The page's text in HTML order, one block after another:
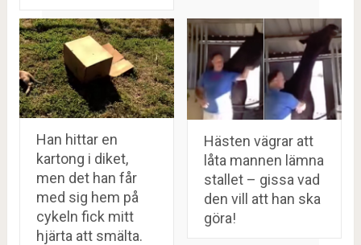
Han hittar en
kartong i diket,
men det han får
med sig hem på
cykeln fick mitt
hjärta att smälta.
Hästen vägrar att
låta mannen lämna
stallet – gissa vad
den vill att han ska
göra!